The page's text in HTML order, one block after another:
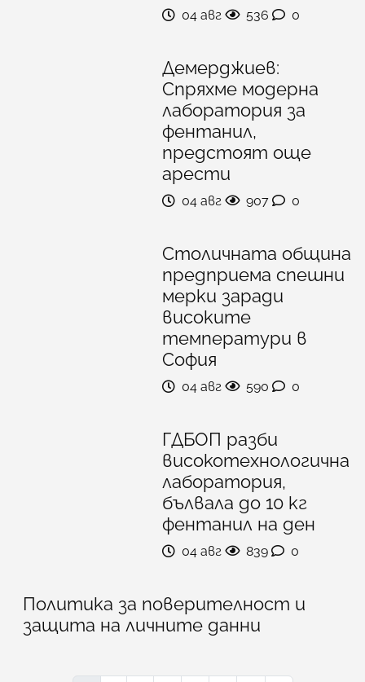
04 авг 536 0
Демерджиев:
Спряхме модерна
лаборатория за
фентанил,
предстоят още
арести
04 авг 907 0
Столичната община
предприема спешни
мерки заради
високите
температури в
София
04 авг 590 0
ГДБОП разби
високотехнологична
лаборатория,
бълвала до 10 кг
фентанил на ден
04 авг 839 0
Политика за поверителност и
защита на личните данни